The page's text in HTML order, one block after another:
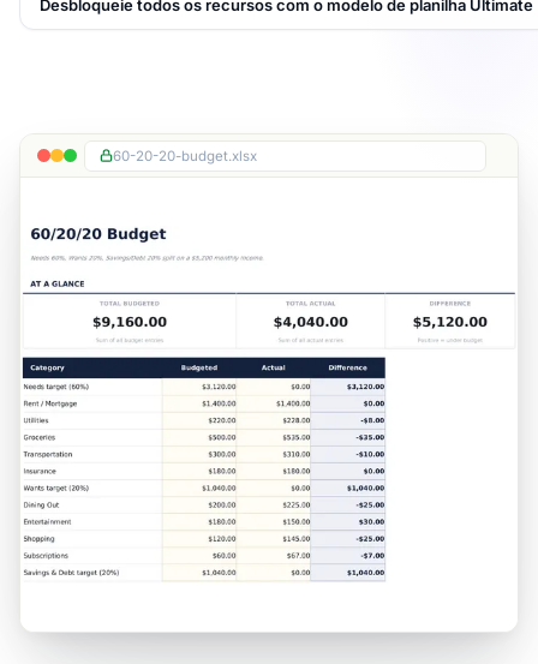
Desbloqueie todos os recursos com o modelo de planilha Ultimate
60-20-20-budget.xlsx